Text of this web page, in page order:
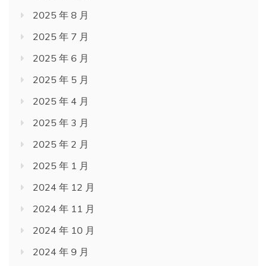
2025 年 8 月
2025 年 7 月
2025 年 6 月
2025 年 5 月
2025 年 4 月
2025 年 3 月
2025 年 2 月
2025 年 1 月
2024 年 12 月
2024 年 11 月
2024 年 10 月
2024 年 9 月